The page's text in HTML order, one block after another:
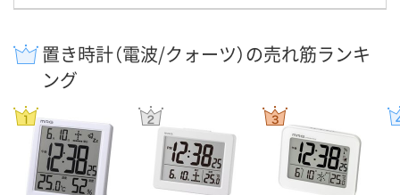
置き時計（電波/クォーツ）の売れ筋ランキ
ング